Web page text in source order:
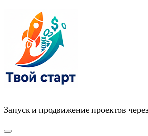
Запуск и продвижение проектов